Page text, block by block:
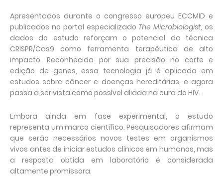
Apresentados durante o congresso europeu ECCMID e
publicados no portal especializado The Microbiologist, os
dados do estudo reforçam o potencial da técnica
CRISPR/Cas9 como ferramenta terapêutica de alto
impacto. Reconhecida por sua precisão no corte e
edição de genes, essa tecnologia já é aplicada em
estudos sobre câncer e doenças hereditárias, e agora
passa a ser vista como possível aliada na cura do HIV.
Embora ainda em fase experimental, o estudo
representa um marco científico. Pesquisadores afirmam
que serão necessários novos testes em organismos
vivos antes de iniciar estudos clínicos em humanos, mas
a resposta obtida em laboratório é considerada
altamente promissora.